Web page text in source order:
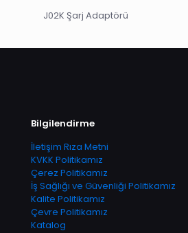
J02K Şarj Adaptörü
Bilgilendirme
İletişim Rıza Metni
KVKK Politikamız
Çerez Politikamız
İş Sağlığı ve Güvenliği Politikamız
Kalite Politikamız
Çevre Politikamız
Katalog